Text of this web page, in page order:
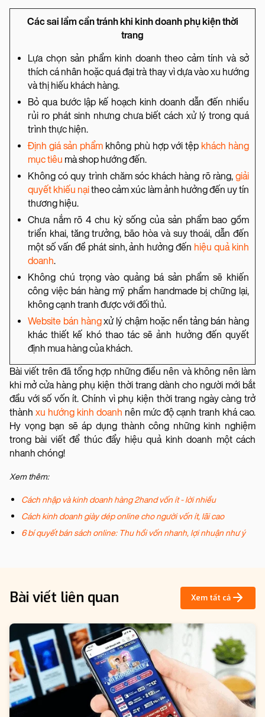
Các sai lầm cần tránh khi kinh doanh phụ kiện thời
trang
Lựa chọn sản phẩm kinh doanh theo cảm tính và sở
thích cá nhân hoặc quá đại trà thay vì dựa vào xu hướng
và thị hiếu khách hàng.
Bỏ qua bước lập kế hoạch kinh doanh dẫn đến nhiều
rủi ro phát sinh nhưng chưa biết cách xử lý trong quá
trình thực hiện.
Định giá sản phẩm không phù hợp với tệp khách hàng
mục tiêu mà shop hướng đến.
Không có quy trình chăm sóc khách hàng rõ ràng, giải
quyết khiếu nạitheo cảm xúc làm ảnh hưởng đến uy tín
thương hiệu.
Chưa nắm rõ 4 chu kỳ sống của sản phẩm bao gồm
triển khai, tăng trưởng, bão hòa và suy thoái, dẫn đến
một số vấn đề phát sinh, ảnh hưởng đến hiệu quả kinh
doanh.
Không chú trọng vào quảng bá sản phẩm sẽ khiến
công việc bán hàng mỹ phẩm handmade bị chững lại,
không cạnh tranh được với đối thủ.
Website bán hàngxử lý chậm hoặc nền tảng bán hàng
khác thiết kế khó thao tác sẽ ảnh hưởng đến quyết
định mua hàng của khách.
Bài viết trên đã tổng hợp những điều nên và không nên làm
khi mở cửa hàng phụ kiện thời trang dành cho người mới bắt
đầu với số vốn ít. Chính vì phụ kiện thời trang ngày càng trở
thành xu hướng kinh doanh nên mức độ cạnh tranh khá cao.
Hy vọng bạn sẽ áp dụng thành công những kinh nghiệm
trong bài viết để thúc đẩy hiệu quả kinh doanh một cách
nhanh chóng!
Xem thêm:
Cách nhập và kinh doanh hàng 2hand vốn ít - lời nhiều
Cách kinh doanh giày dép online cho người vốn ít, lãi cao
6 bí quyết bán sách online: Thu hồi vốn nhanh, lợi nhuận như ý
Bài viết liên quan Xem tất cả